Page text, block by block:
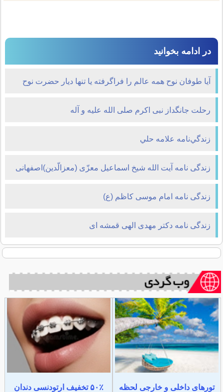
در ادامه بخوانید
آيا طوفان نوح همه عالم را فراگرفته يا تنها ديار حضرت نوح
رحلت جانگداز نبی اکرم صلی الله علیه و آله
زندگي‌نامه علامه حلي
زندگی نامه آیت الله شیخ اسماعیل معزّی (معزالّدین)اصفهانی
زندگی نامه امام موسی کاظم (ع)
زندگی نامه دکتر مهدی الهی قمشه ای
تورهای داخلی و خارجی لحظه ۵۰٪ تخفیف ارتودنسی دندان